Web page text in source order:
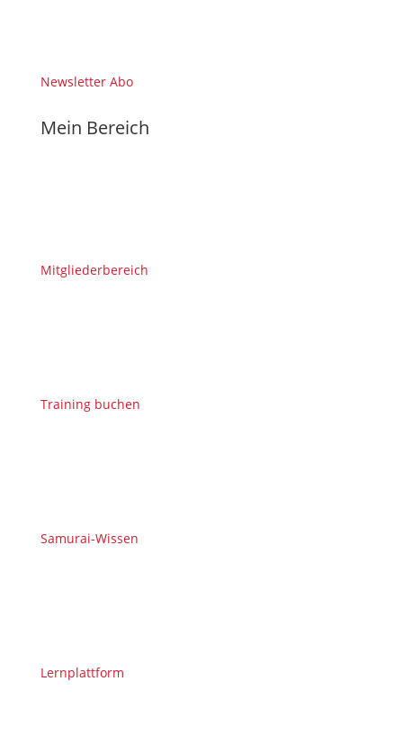
Newsletter Abo
Mein Bereich
Mitgliederbereich
Training buchen
Samurai-Wissen
Lernplattform